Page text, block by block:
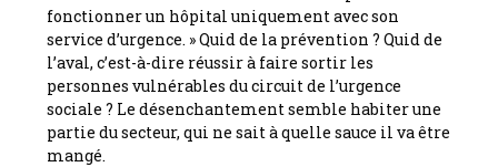
fonctionner un hôpital uniquement avec son
service d’urgence. » Quid de la prévention ? Quid de
l’aval, c’est-à-dire réussir à faire sortir les
personnes vulnérables du circuit de l’urgence
sociale ? Le désenchantement semble habiter une
partie du secteur, qui ne sait à quelle sauce il va être
mangé.